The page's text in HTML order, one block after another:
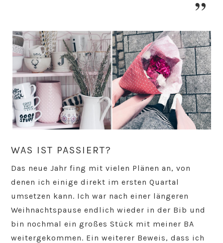
WAS IST PASSIERT?
Das neue Jahr fing mit vielen Plänen an, von
denen ich einige direkt im ersten Quartal
umsetzen kann. Ich war nach einer längeren
Weihnachtspause endlich wieder in der Bib und
bin nochmal ein großes Stück mit meiner BA
weitergekommen. Ein weiterer Beweis, dass ich